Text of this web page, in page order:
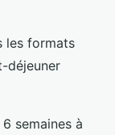
les formats
déjeuner
semaines à